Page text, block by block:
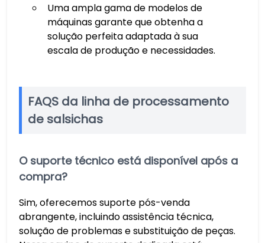
Uma ampla gama de modelos de
máquinas garante que obtenha a
solução perfeita adaptada à sua
escala de produção e necessidades.
FAQS da linha de processamento
de salsichas
O suporte técnico está disponível após a
compra?
Sim, oferecemos suporte pós-venda
abrangente, incluindo assistência técnica,
solução de problemas e substituição de peças.